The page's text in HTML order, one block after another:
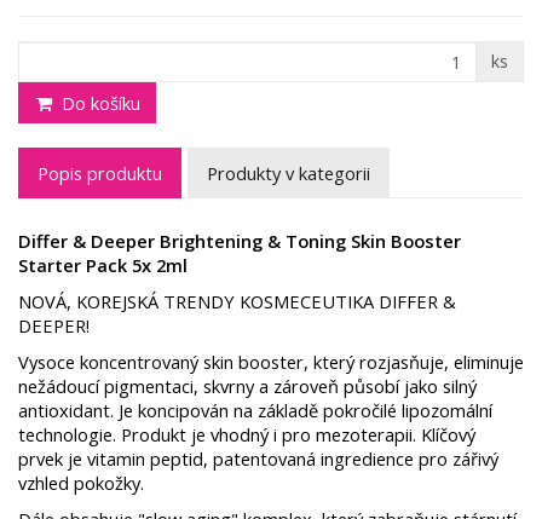
ks
Do košíku
Popis produktu Produkty v kategorii
Differ & Deeper Brightening & Toning Skin Booster
Starter Pack 5x 2ml
NOVÁ, KOREJSKÁ TRENDY KOSMECEUTIKA DIFFER &
DEEPER!
Vysoce koncentrovaný skin booster, který rozjasňuje, eliminuje
nežádoucí pigmentaci, skvrny a zároveň působí jako silný
antioxidant. Je koncipován na základě pokročilé lipozomální
technologie. Produkt je vhodný i pro mezoterapii. Klíčový
prvek je vitamin peptid, patentovaná ingredience pro zářivý
vzhled pokožky.